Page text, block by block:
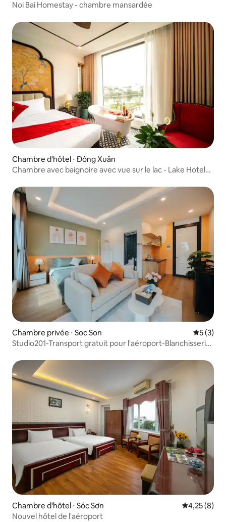
Noi Bai Homestay - chambre mansardée
Chambre d'hôtel ⋅ Đông Xuân
Chambre avec baignoire avec vue sur le lac - Lake Hotel
Chambre privée ⋅ Soc Son
5 (3)
Studio201-Transport gratuit pour l'aéroport-Blanchisserie
Chambre d'hôtel ⋅ Sóc Sơn Évaluation
4,25 (8)
Nouvel hôtel de l'aéroport